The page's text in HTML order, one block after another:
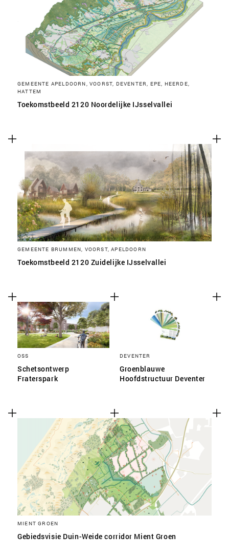
GEMEENTE APELDOORN, VOORST, DEVENTER, EPE, HEERDE,
HATTEM
Toekomstbeeld 2120 Noordelijke IJsselvallei
GEMEENTE BRUMMEN, VOORST, APELDOORN
Toekomstbeeld 2120 Zuidelijke IJsselvallei
OSS
Schetsontwerp
Fraterspark
DEVENTER
Groenblauwe
Hoofdstructuur Deventer
MIENT GROEN
Gebiedsvisie Duin-Weide corridor Mient Groen
SLA VOORKEUREN OP